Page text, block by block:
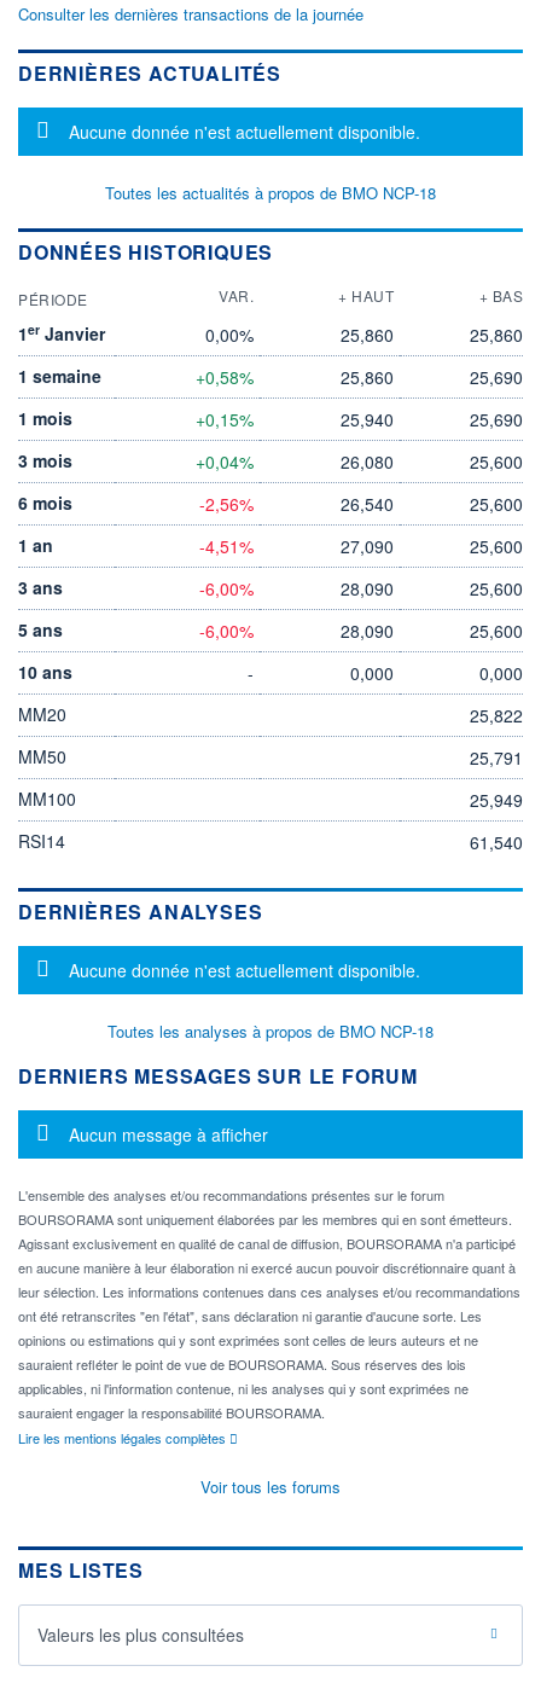
Consulter les dernières transactions de la journée
DERNIÈRES ACTUALITÉS
Message d'information
Aucune donnée n'est actuellement disponible.
Toutes les actualités à propos de BMO NCP-18
DONNÉES HISTORIQUES
PÉRIODE VAR. + HAUT + BAS
1er Janvier 0,00% 25,860
25,860
1 semaine
+0,58% 25,860
25,690
1 mois
+0,15% 25,940
25,690
3 mois
+0,04% 26,080
25,600
6 mois
-2,56% 26,540
25,600
1 an
-4,51% 27,090
25,600
3 ans
-6,00% 28,090
25,600
5 ans
-6,00% 28,090
25,600
10 ans
- 0,000
0,000
MM20
25,822
MM50
25,791
MM100
25,949
RSI14
61,540
DERNIÈRES ANALYSES
Message d'information
Aucune donnée n'est actuellement disponible.
Toutes les analyses à propos de BMO NCP-18
DERNIERS MESSAGES SUR LE FORUM
Message d'information
Aucun message à afficher
L'ensemble des analyses et/ou recommandations présentes sur le forum
BOURSORAMA sont uniquement élaborées par les membres qui en sont émetteurs.
Agissant exclusivement en qualité de canal de diffusion, BOURSORAMA n'a participé
en aucune manière à leur élaboration ni exercé aucun pouvoir discrétionnaire quant à
leur sélection. Les informations contenues dans ces analyses et/ou recommandations
ont été retranscrites "en l'état", sans déclaration ni garantie d'aucune sorte. Les
opinions ou estimations qui y sont exprimées sont celles de leurs auteurs et ne
sauraient refléter le point de vue de BOURSORAMA. Sous réserves des lois
applicables, ni l'information contenue, ni les analyses qui y sont exprimées ne
sauraient engager la responsabilité BOURSORAMA.
Lire les mentions légales complètes
Voir tous les forums
MES LISTES
Valeurs les plus consultées